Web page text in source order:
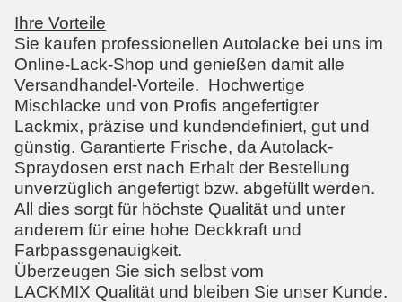
Ihre Vorteile
Sie kaufen professionellen Autolacke bei uns im
Online-Lack-Shop und genießen damit alle
Versandhandel-Vorteile. Hochwertige
Mischlacke und von Profis angefertigter
Lackmix, präzise und kundendefiniert, gut und
günstig. Garantierte Frische, da Autolack-
Spraydosen erst nach Erhalt der Bestellung
unverzüglich angefertigt bzw. abgefüllt werden.
All dies sorgt für höchste Qualität und unter
anderem für eine hohe Deckkraft und
Farbpassgenauigkeit.
Überzeugen Sie sich selbst vom
LACKMIX Qualität und bleiben Sie unser Kunde.